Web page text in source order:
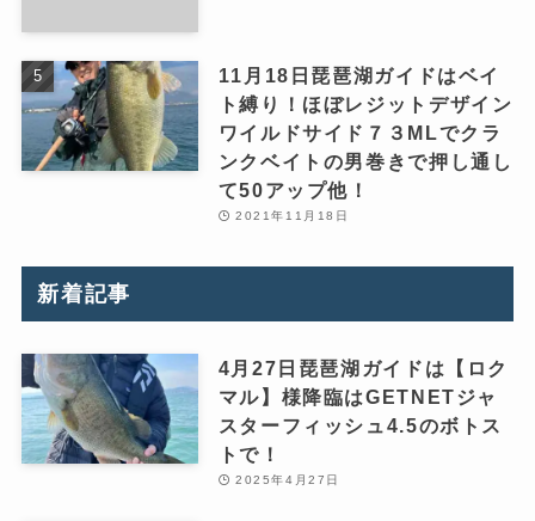
11月18日琵琶湖ガイドはベイ
ト縛り！ほぼレジットデザイン
ワイルドサイド７３MLでクラ
ンクベイトの男巻きで押し通し
て50アップ他！
2021年11月18日
新着記事
4月27日琵琶湖ガイドは【ロク
マル】様降臨はGETNETジャ
スターフィッシュ4.5のボトス
トで！
2025年4月27日